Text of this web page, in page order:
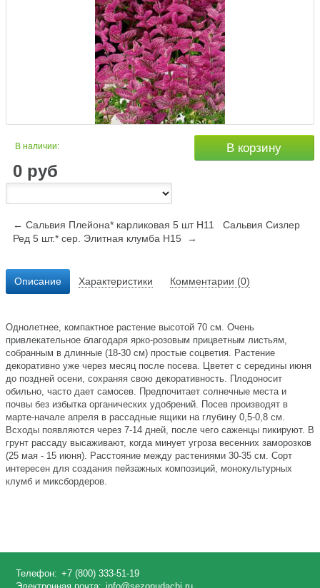
В наличии:
0 руб
В корзину
← Сальвия Плейона* карликовая 5 шт Н11
Сальвия Сизлер
Ред 5 шт.* сер. Элитная клумба Н15 →
Описание Характеристики Комментарии (0)
Однолетнее, компактное растение высотой 70 см. Очень
привлекательное благодаря ярко-розовым прицветным листьям,
собранным в длинные (18-30 см) простые соцветия. Растение
декоративно уже через месяц после посева. Цветет с середины июня
до поздней осени, сохраняя свою декоративность. Плодоносит
обильно, часто дает самосев. Предпочитает солнечные места и
почвы без избытка органических удобрений. Посев производят в
марте-начале апреля в рассадные ящики на глубину 0,5-0,8 см.
Всходы появляются через 7-14 дней, после чего саженцы пикируют. В
грунт рассаду высаживают, когда минует угроза весенних заморозков
(25 мая - 15 июня). Расстояние между растениями 30-35 см. Сорт
интересен для создания пейзажных композиций, монокультурных
клумб и миксбордеров.
Телефон: +7 (800) 333-51-19